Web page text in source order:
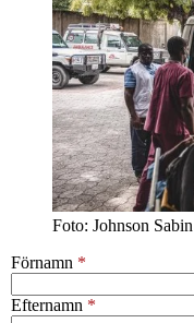
Foto: Johnson Sabin
Förnamn
Efternamn